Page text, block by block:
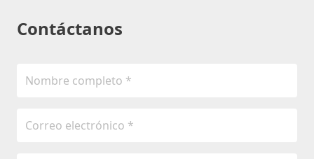
Contáctanos